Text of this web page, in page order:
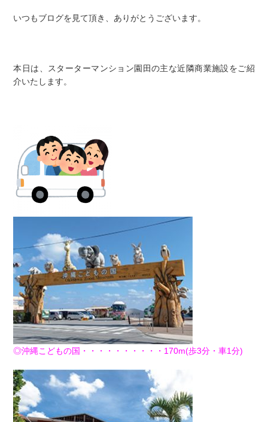
いつもブログを見て頂き、ありがとうございます。
本日は、スターターマンション園田の主な近隣商業施設をご紹
介いたします。
◎沖縄こどもの国・・・・・・・・・・170m(歩3分・車1分)